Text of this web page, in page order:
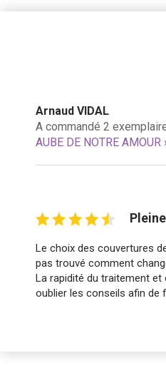
Arnaud VIDAL
A commandé 2
AUBE DE NOTRE AMOUR
Le choix des couvertures
pas trouvé comment
La rapidité du traitement et
oublier les conseils afin de